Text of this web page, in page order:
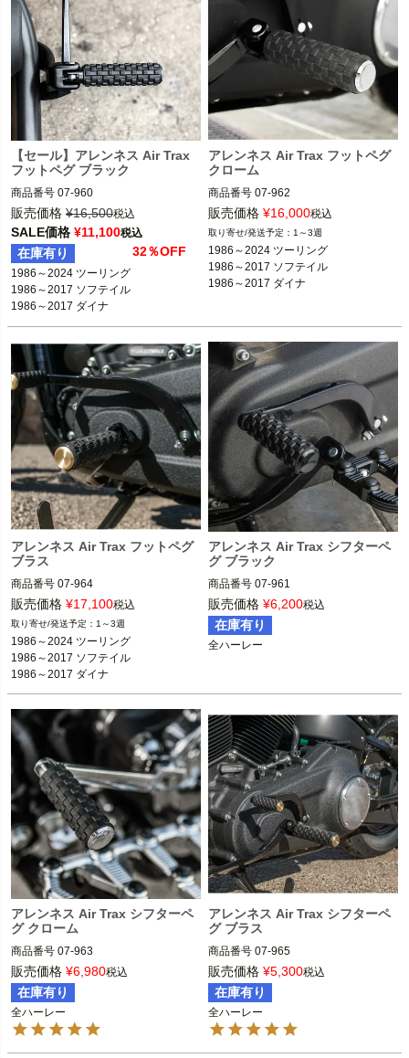
【セール】アレンネス Air Trax
フットペグ ブラック
商品番号 07-960
3OT：1620-1982
2BC：525340
※フットペグ装着車
1986～2017 ソフテイル
1986～2017 ダイナ
1986～2021 スポーツスター
ARLEN NESS（アレンネス）
販売価格 ¥16,500税込
SALE価格 ¥11,100税込
在庫有り 32％OFF
1986～2024 ツーリング
1986～2017 ソフテイル
1986～2017 ダイナ
アレンネス Air Trax フットペグ
クローム
商品番号 07-962
3OT：1620-1983
2BC：525342
※フットペグ装着車
1986～2017 ソフテイル
1986～2021 スポーツスター
ARLEN NESS（アレンネス）
販売価格 ¥16,000税込
1～3週
1986～2024 ツーリング
1986～2017 ソフテイル
1986～2017 ダイナ
アレンネス Air Trax フットペグ
ブラス
商品番号 07-964
3OT：1620-1984
2BC：525344
※フットペグ装着車
1986～2017 ソフテイル
1986～2017 ダイナ
1986～2021 スポーツスター
ARLEN NESS（アレンネス）
販売価格 ¥17,100税込
1～3週
1986～2024 ツーリング
1986～2017 ソフテイル
1986～2017 ダイナ
アレンネス Air Trax シフターペ
グ ブラック
商品番号 07-961
3OT：1611-0092
2BC：525341
全ハーレー
販売価格 ¥6,200税込
在庫有り
全ハーレー
アレンネス Air Trax シフターペ
グ クローム
商品番号 07-963
3OT：1611-0093
2BC：525343
全ハーレー
ARLEN NESS（アレンネス）
販売価格 ¥6,980税込
在庫有り
全ハーレー
アレンネス Air Trax シフターペ
グ ブラス
商品番号 07-965
3OT：1611-0094
2BC：525345
全ハーレー
ARLEN NESS（アレンネス）
販売価格 ¥5,300税込
在庫有り
全ハーレー